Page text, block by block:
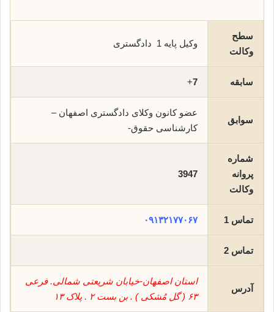
سطح
وکالت
وکیل پایه 1 دادگستری
سابقه 7
+
سوابق
عضو کانون وکلای دادگستری اصفهان –
کارشناسی حقوق-
شماره
پروانه
وکالت
3947
تماس 1 ۰۹۱۳۲۱۷۷۰۶۷
تماس 2
آدرس
استان اصفهان-خیابان شریعتی شمالی. فرعی
۶۳ ( گل مُشکی ) . بن بست ۲ . پلاک ۱۳